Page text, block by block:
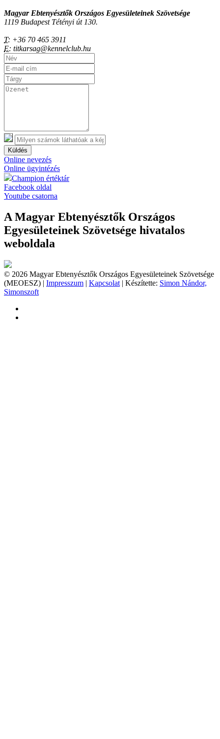
Magyar Ebtenyésztők Országos Egyesületeinek Szövetsége
1119 Budapest Tétényi út 130.
T: +36 70 465 3911
E: titkarsag@kennelclub.hu
Küldés
Online nevezés
Online ügyintézés
Champion értéktár
Facebook oldal
Youtube csatorna
A Magyar Ebtenyésztők Országos
Egyesületeinek Szövetsége hivatalos
weboldala
© 2026 Magyar Ebtenyésztők Országos Egyesületeinek Szövetsége
(MEOESZ) | Impresszum | Kapcsolat | Készítette: Simon Nándor,
Simonszoft